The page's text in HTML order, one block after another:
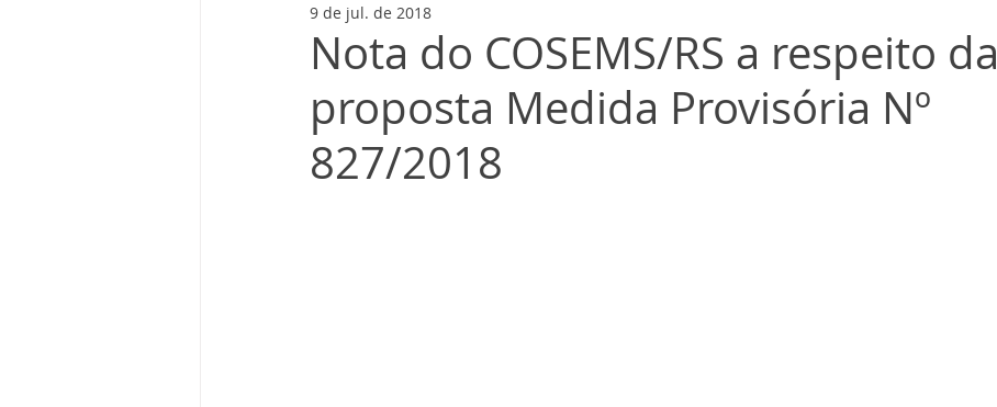
Nota do COSEMS/RS a respeito da
proposta Medida Provisória Nº
827/2018
9 de jul. de 2018